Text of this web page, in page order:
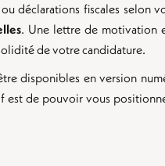
déclarations fiscales selon
. Une lettre de motivation
de votre candidature.
disponibles en version
est de pouvoir vous